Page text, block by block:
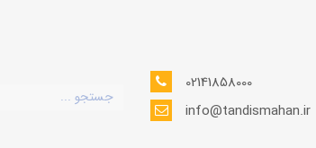
02141858000
info@tandismahan.ir